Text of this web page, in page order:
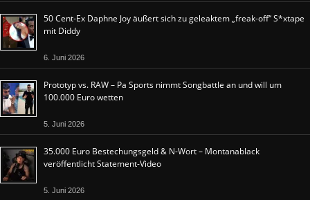
50 Cent-Ex Daphne Joy äußert sich zu geleaktem „freak-off“ S*xtape
mit Diddy
6. Juni 2026
Prototyp vs. RAW – Pa Sports nimmt Songbattle an und will um
100.000 Euro wetten
5. Juni 2026
35.000 Euro Bestechungsgeld & N-Wort – Montanablack
veröffentlicht Statement-Video
5. Juni 2026